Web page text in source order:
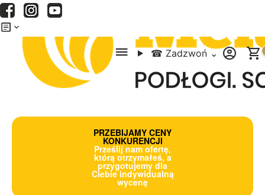
☎ Zadzwoń ⌄
PRZEBIJAMY CENY
KONKURENCJI
Prześlij nam ofertę,
którą otrzymałeś, a
przygotujemy dla
Ciebie indywidualną
wycenę